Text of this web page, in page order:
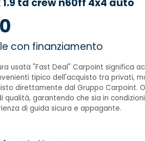
1.9 td crew n60ff 4x4 auto
con finanziamento
usata "Fast Deal" Carpoint significa
tipico dell'acquisto tra privati,
direttamente dal Gruppo Carpoint.
qualità, garantendo che sia in
di guida sicura e appagante.